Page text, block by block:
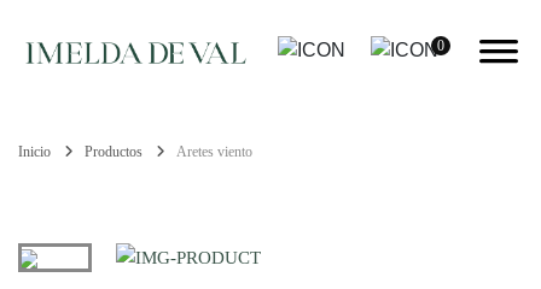
0
Inicio Productos Aretes viento